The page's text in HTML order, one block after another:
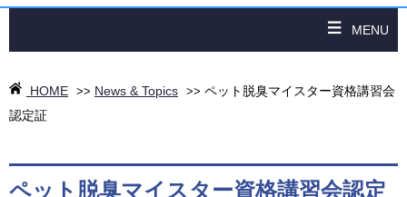
MENU
HOME >> News & Topics >> ペット脱臭マイスター資格講習会
認定証
ペット脱臭マイスター資格講習会認定